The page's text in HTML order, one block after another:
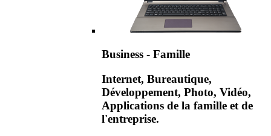
Business - Famille
Internet, Bureautique,
Développement, Photo, Vidéo,
Applications de la famille et de
l'entreprise.